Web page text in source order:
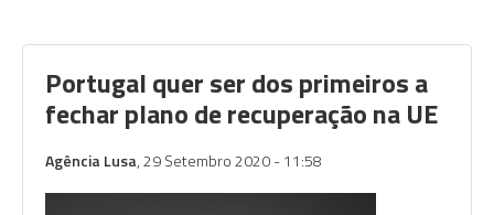
Portugal quer ser dos primeiros a
fechar plano de recuperação na UE
Agência Lusa, 29 Setembro 2020 - 11:58